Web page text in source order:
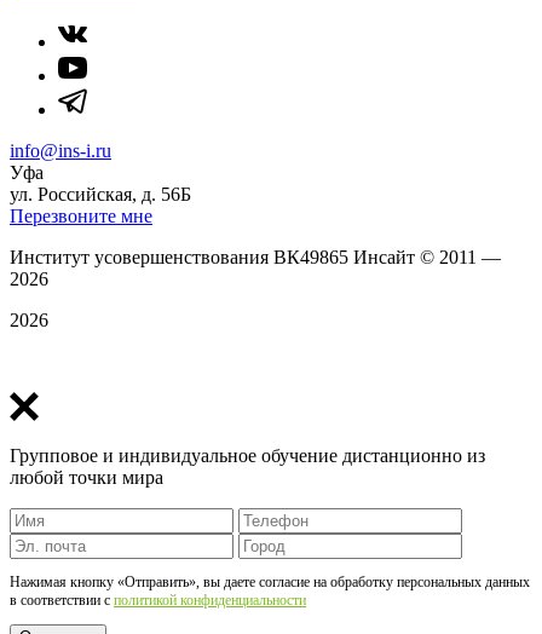
info@ins-i.ru
Уфа
ул. Российская, д. 56Б
Перезвоните мне
Институт усовершенствования ВК49865 Инсайт © 2011 —
2026
2026
Групповое и индивидуальное обучение дистанционно из
любой точки мира
Нажимая кнопку «Отправить», вы даете согласие на обработку персональных данных
в соответствии c политикой конфиденциальности